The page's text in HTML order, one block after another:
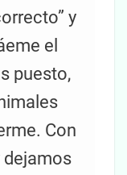
y
el
puesto,
Con
dejamos